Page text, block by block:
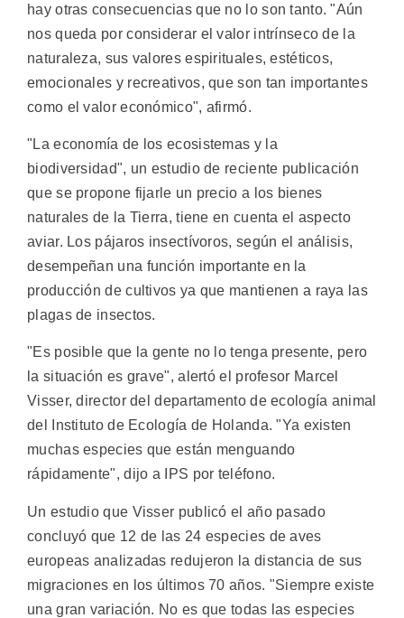
hay otras consecuencias que no lo son tanto. "Aún
nos queda por considerar el valor intrínseco de la
naturaleza, sus valores espirituales, estéticos,
emocionales y recreativos, que son tan importantes
como el valor económico", afirmó.
"La economía de los ecosistemas y la
biodiversidad", un estudio de reciente publicación
que se propone fijarle un precio a los bienes
naturales de la Tierra, tiene en cuenta el aspecto
aviar. Los pájaros insectívoros, según el análisis,
desempeñan una función importante en la
producción de cultivos ya que mantienen a raya las
plagas de insectos.
"Es posible que la gente no lo tenga presente, pero
la situación es grave", alertó el profesor Marcel
Visser, director del departamento de ecología animal
del Instituto de Ecología de Holanda. "Ya existen
muchas especies que están menguando
rápidamente", dijo a IPS por teléfono.
Un estudio que Visser publicó el año pasado
concluyó que 12 de las 24 especies de aves
europeas analizadas redujeron la distancia de sus
migraciones en los últimos 70 años. "Siempre existe
una gran variación. No es que todas las especies